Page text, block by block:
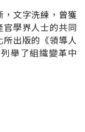
文字洗練，曾獲
學界人士的共同
出版的《領導人
舉了組織變革中